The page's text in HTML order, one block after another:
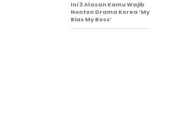
Ini 3 Alasan Kamu Wajib
Nonton Drama Korea ‘My
Bias My Boss’